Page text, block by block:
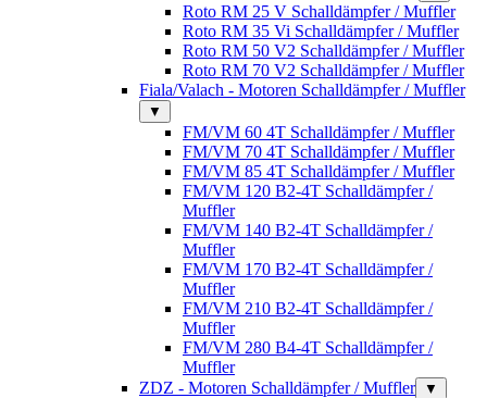
Roto RM 25 V Schalldämpfer / Muffler
Roto RM 35 Vi Schalldämpfer / Muffler
Roto RM 50 V2 Schalldämpfer / Muffler
Roto RM 70 V2 Schalldämpfer / Muffler
Fiala/Valach - Motoren Schalldämpfer / Muffler
▼
FM/VM 60 4T Schalldämpfer / Muffler
FM/VM 70 4T Schalldämpfer / Muffler
FM/VM 85 4T Schalldämpfer / Muffler
FM/VM 120 B2-4T Schalldämpfer /
Muffler
FM/VM 140 B2-4T Schalldämpfer /
Muffler
FM/VM 170 B2-4T Schalldämpfer /
Muffler
FM/VM 210 B2-4T Schalldämpfer /
Muffler
FM/VM 280 B4-4T Schalldämpfer /
Muffler
ZDZ - Motoren Schalldämpfer / Muffler
▼